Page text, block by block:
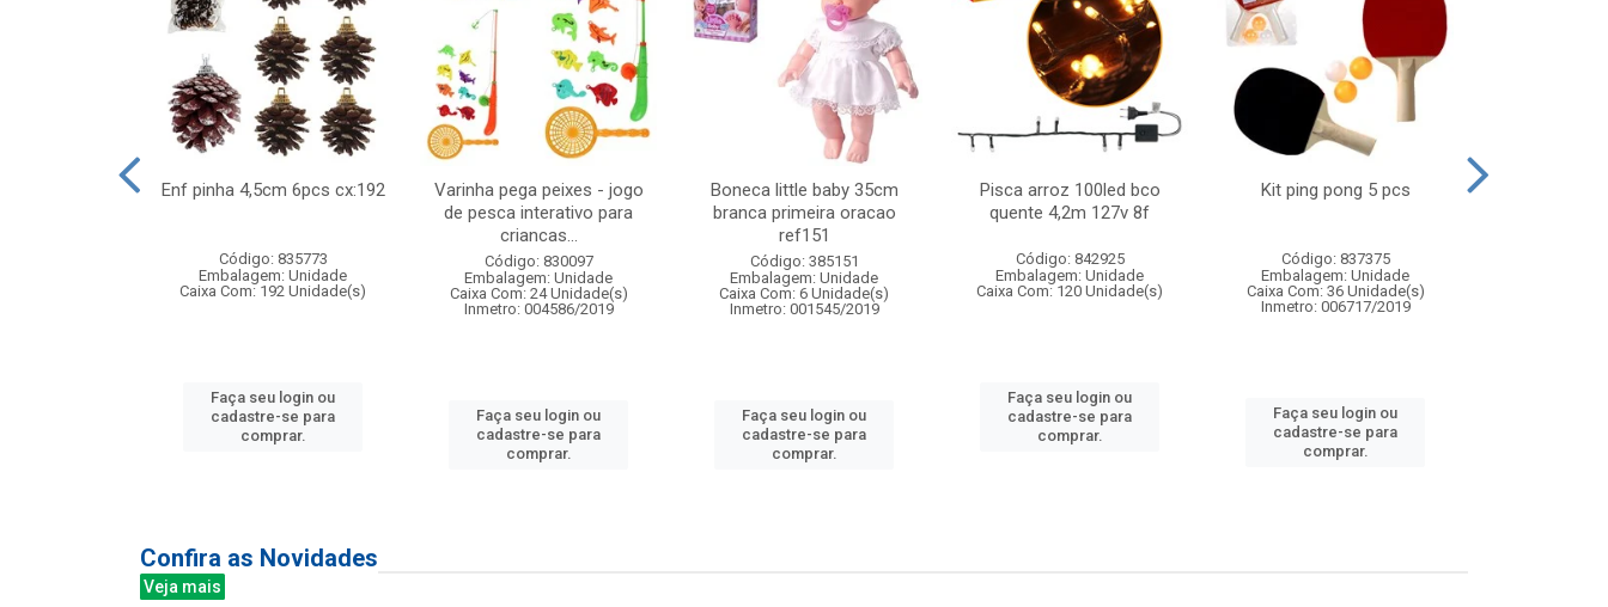
Enf pinha 4,5cm 6pcs cx:192
Código: 835773
Embalagem: Unidade
Caixa Com: 192 Unidade(s)
Faça seu login ou
cadastre-se para
comprar.
Varinha pega peixes - jogo
de pesca interativo para
criancas...
Código: 830097
Embalagem: Unidade
Caixa Com: 24 Unidade(s)
Inmetro: 004586/2019
Faça seu login ou
cadastre-se para
comprar.
Boneca little baby 35cm
branca primeira oracao
ref151
Código: 385151
Embalagem: Unidade
Caixa Com: 6 Unidade(s)
Inmetro: 001545/2019
Faça seu login ou
cadastre-se para
comprar.
Pisca arroz 100led bco
quente 4,2m 127v 8f
Código: 842925
Embalagem: Unidade
Caixa Com: 120 Unidade(s)
Faça seu login ou
cadastre-se para
comprar.
Kit ping pong 5 pcs
Código: 837375
Embalagem: Unidade
Caixa Com: 36 Unidade(s)
Inmetro: 006717/2019
Faça seu login ou
cadastre-se para
comprar.
Confira as Novidades
Veja mais